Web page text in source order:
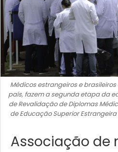
Médicos estrangeiros e
país, fazem a segunda etapa da
de Revalidação de Diplomas
de Educação Superior
Associação de